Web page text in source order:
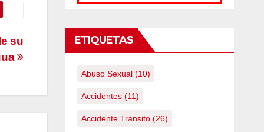
su
ETIQUETAS
Abuso Sexual(10)
Accidentes(11)
Accidente Tránsito(26)